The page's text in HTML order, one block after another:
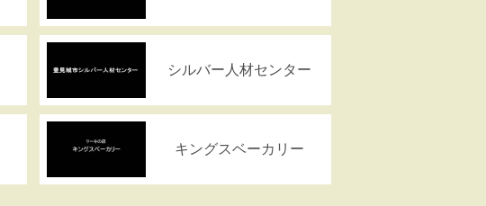
シルバー人材センター
キングスベーカリー